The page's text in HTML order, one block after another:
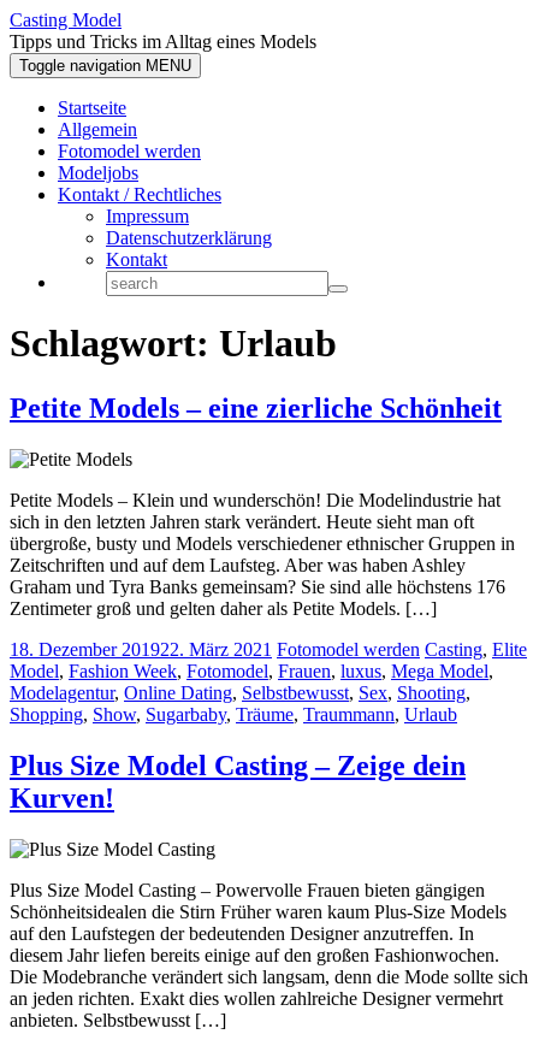
Casting Model
Tipps und Tricks im Alltag eines Models
Toggle navigation MENU
Startseite
Allgemein
Fotomodel werden
Modeljobs
Kontakt / Rechtliches
Impressum
Datenschutzerklärung
Kontakt
Schlagwort: Urlaub
Petite Models – eine zierliche Schönheit
Petite Models – Klein und wunderschön! Die Modelindustrie hat
sich in den letzten Jahren stark verändert. Heute sieht man oft
übergroße, busty und Models verschiedener ethnischer Gruppen in
Zeitschriften und auf dem Laufsteg. Aber was haben Ashley
Graham und Tyra Banks gemeinsam? Sie sind alle höchstens 176
Zentimeter groß und gelten daher als Petite Models. […]
18. Dezember 201922. März 2021 Fotomodel werden Casting, Elite
Model, Fashion Week, Fotomodel, Frauen, luxus, Mega Model,
Modelagentur, Online Dating, Selbstbewusst, Sex, Shooting,
Shopping, Show, Sugarbaby, Träume, Traummann, Urlaub
Plus Size Model Casting – Zeige dein
Kurven!
Plus Size Model Casting – Powervolle Frauen bieten gängigen
Schönheitsidealen die Stirn Früher waren kaum Plus-Size Models
auf den Laufstegen der bedeutenden Designer anzutreffen. In
diesem Jahr liefen bereits einige auf den großen Fashionwochen.
Die Modebranche verändert sich langsam, denn die Mode sollte sich
an jeden richten. Exakt dies wollen zahlreiche Designer vermehrt
anbieten. Selbstbewusst […]